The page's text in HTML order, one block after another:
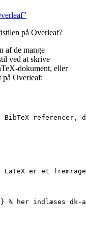
på Overleaf?
af de mange
ved at skrive
dokument, eller
på Overleaf:
BibTeX
er et
% her indlæses dk-